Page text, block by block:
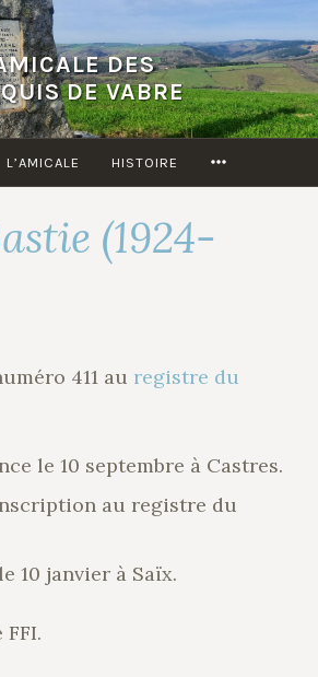
DES
DE VABRE
L’AMICALE HISTOIRE
(1924-
411 au registre du
le 10 septembre à Castres.
au registre du
10 janvier à Saïx.